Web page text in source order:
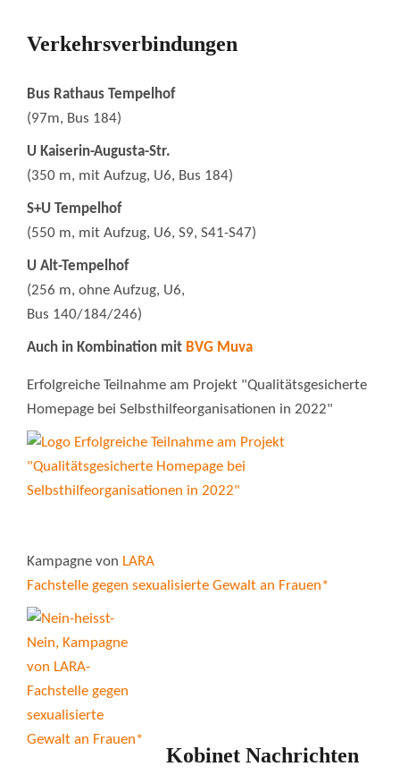
Verkehrsverbindungen
Bus Rathaus Tempelhof
(97m, Bus 184)
U Kaiserin-Augusta-Str.
(350 m, mit Aufzug, U6, Bus 184)
S+U Tempelhof
(550 m, mit Aufzug, U6, S9, S41-S47)
U Alt-Tempelhof
(256 m, ohne Aufzug, U6,
Bus 140/184/246)
Auch in Kombination mit BVG Muva
Erfolgreiche Teilnahme am Projekt "Qualitätsgesicherte
Homepage bei Selbsthilfeorganisationen in 2022"
Kampagne von LARA
Fachstelle gegen sexualisierte Gewalt an Frauen*
Kobinet Nachrichten